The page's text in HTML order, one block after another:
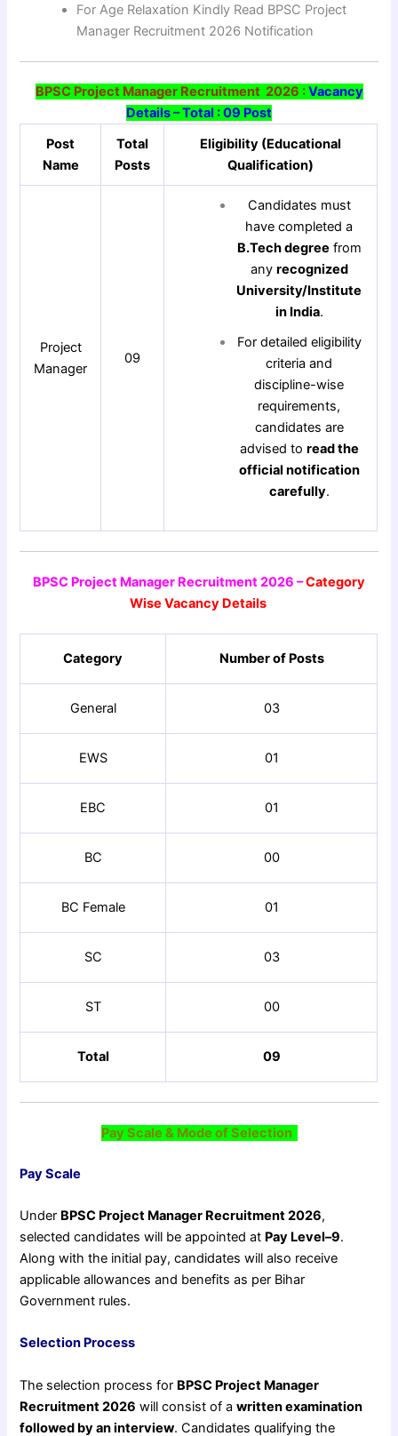
For Age Relaxation Kindly Read BPSC Project
Manager Recruitment 2026 Notification
BPSC Project Manager Recruitment 2026 :Vacancy
Details – Total : 09 Post
Post
Name
Total
Posts
Eligibility (Educational
Qualification)
Project
Manager
09
Candidates must
have completed a
B.Tech degree from
any recognized
University/Institute
in India.
For detailed eligibility
criteria and
discipline-wise
requirements,
candidates are
advised to read the
official notification
carefully.
BPSC Project Manager Recruitment 2026 –Category
Wise Vacancy Details
Category Number of Posts
General 03
EWS 01
EBC 01
BC 00
BC Female 01
SC 03
ST 00
Total 09
Pay Scale & Mode of Selection
Pay Scale
Under BPSC Project Manager Recruitment 2026,
selected candidates will be appointed at Pay Level–9.
Along with the initial pay, candidates will also receive
applicable allowances and benefits as per Bihar
Government rules.
Selection Process
The selection process for BPSC Project Manager
Recruitment 2026 will consist of awritten examination
followed by an interview. Candidates qualifying the